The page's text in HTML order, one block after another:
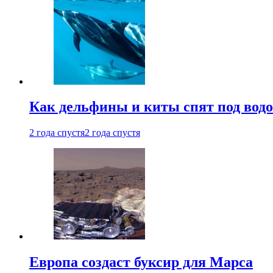
Как дельфины и киты спят под
2 года спустя2 года спустя
Европа создаст буксир для Марса